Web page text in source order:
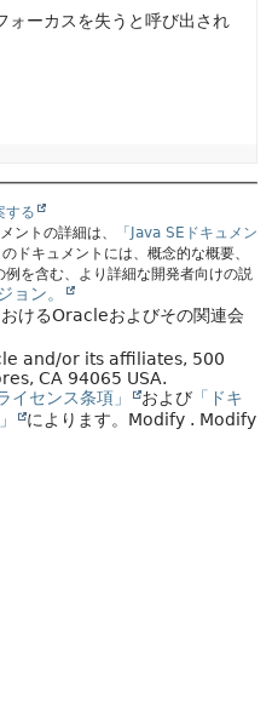
ォーカスを失うと呼び出され
する
ントの詳細は、
「Java SEドキュメン
ドキュメントには、概念的な概要、
を含む、より詳細な開発者向けの説
ョン。
けるOracleおよびその関連会
and/or its affiliates, 500
CA 94065 USA.
イセンス条項」 および 「ドキ
によります。 Modify . Modify